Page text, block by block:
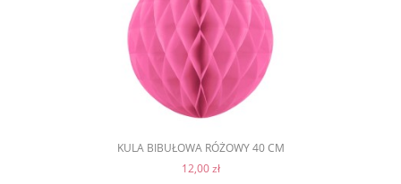
KULA BIBUŁOWA RÓŻOWY 40 CM
12,00 zł